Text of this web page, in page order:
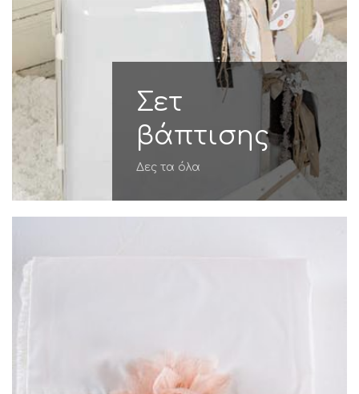
Σετ
βάπτισης
Δες τα όλα